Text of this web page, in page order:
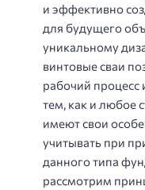
и эффективно
для будущего
уникальному
винтовые сваи
рабочий процесс
тем, как и любое
имеют свои
учитывать при
данного типа
рассмотрим